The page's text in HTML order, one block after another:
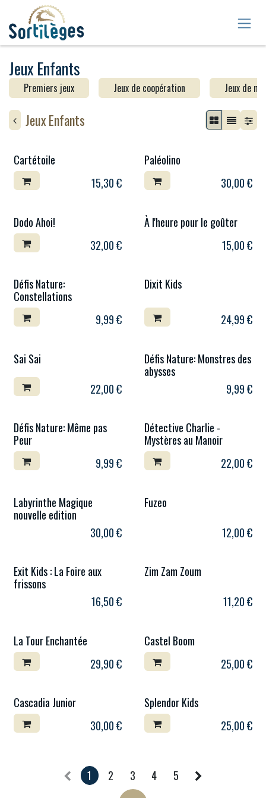
Se rendre au contenu
Jeux Enfants
Premiers jeux Jeux de coopération Jeux de
Jeux Enfants
Cartétoile
15,30€
Paléolino
30,00€
Dodo Ahoi!
32,00€
À l'heure pour le goûter
15,00€
Défis Nature:
Constellations
9,99€
Dixit Kids
24,99€
Sai Sai
22,00€
Défis Nature: Monstres des
abysses
9,99€
Défis Nature: Même pas
Peur
9,99€
Détective Charlie -
Mystères au Manoir
22,00€
Labyrinthe Magique
nouvelle edition
30,00€
Fuzeo
12,00€
Exit Kids : La Foire aux
frissons
16,50€
Zim Zam Zoum
11,20€
La Tour Enchantée
29,90€
Castel Boom
25,00€
Cascadia Junior
30,00€
Splendor Kids
25,00€
1 2 3 4 5